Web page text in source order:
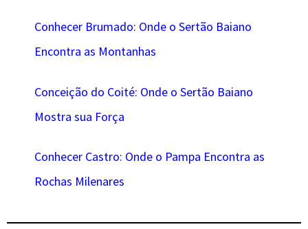
Conhecer Brumado: Onde o Sertão Baiano
Encontra as Montanhas
Conceição do Coité: Onde o Sertão Baiano
Mostra sua Força
Conhecer Castro: Onde o Pampa Encontra as
Rochas Milenares